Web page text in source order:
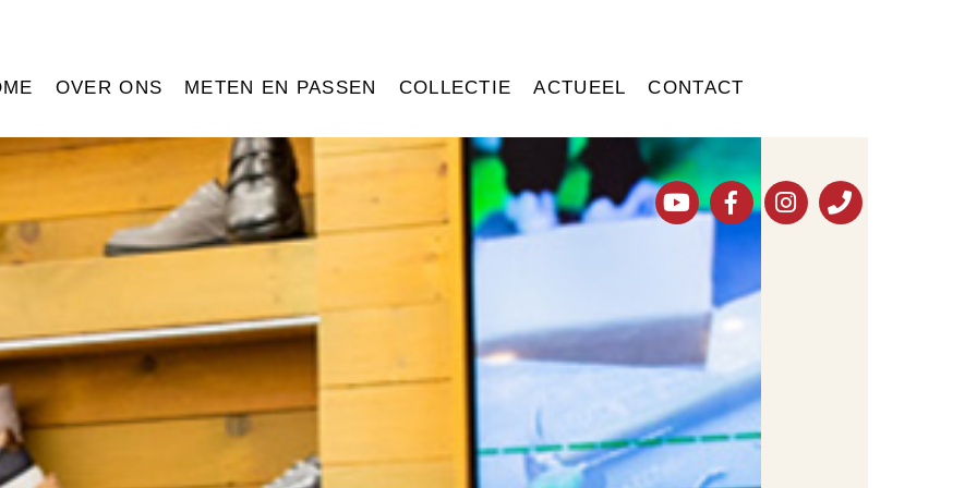
OVER ONS METEN EN PASSEN COLLECTIE ACTUEEL CONTACT